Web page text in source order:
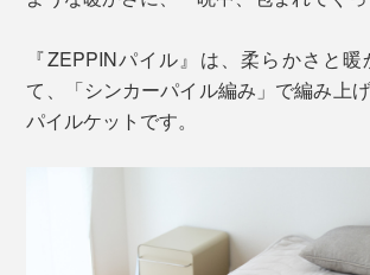
『ZEPPINパイル』は、柔らかさと
て、「シンカーパイル編み」で編み上
パイルケットです。